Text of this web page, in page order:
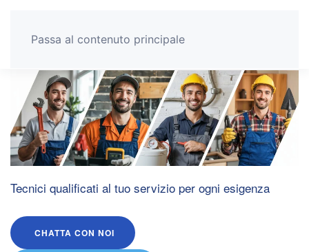
Passa al contenuto principale
Pronto Intervento Casa
Tecnici qualificati al tuo servizio per ogni esigenza
CHATTA CON NOI